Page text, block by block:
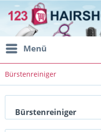
Menü
Bürstenreiniger
Bürstenreiniger